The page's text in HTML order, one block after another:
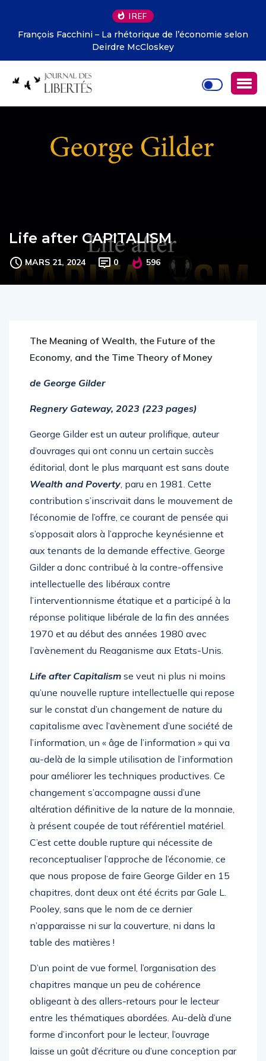
IREF
François Facchini – La rhétorique de l’économie selon
Deirdre McCloskey
Life after CAPITALISM
MARS 21, 2024 0 596
The Meaning of Wealth, the Future of the
Economy, and the Time Theory of Money
de George Gilder
Regnery Gateway, 2023 (223 pages)
George Gilder est un auteur prolifique, auteur
d’ouvrages qui ont connu un certain succès
éditorial, dont le plus marquant est sans doute
Wealth and Poverty, paru en 1981. Cette
contribution s’inscrivait dans le mouvement de
l’économie de l’offre, ce courant de pensée qui
s’opposait alors à l’approche keynésienne et
aux tenants de la demande effective. George
Gilder a donc contribué à la contre-offensive
intellectuelle des libéraux contre
l’interventionnisme étatique et a participé à la
réponse politique libérale de la fin des années
1970 et au début des années 1980 avec
l’avènement du Reaganisme aux Etats-Unis.
Life after Capitalism se veut ni plus ni moins
qu’une nouvelle rupture intellectuelle qui repose
sur le constat d’un changement de nature du
capitalisme avec l’avènement d’une société de
l’information, un « âge de l’information » qui va
au-delà de la simple utilisation de l’information
pour améliorer les techniques productives. Ce
changement s’accompagne aussi d’une
altération définitive de la nature de la monnaie,
à présent coupée de tout référentiel matériel.
C’est cette double rupture qui nécessite de
reconceptualiser l’approche de l’économie, ce
que nous propose de faire George Gilder en 15
chapitres, dont deux ont été écrits par Gale L.
Pooley, sans que le nom de ce dernier
n’apparaisse ni sur la couverture, ni dans la
table des matières !
D’un point de vue formel, l’organisation des
chapitres manque un peu de cohérence
obligeant à des allers-retours pour le lecteur
entre les thématiques abordées. Au-delà d’une
forme d’inconfort pour le lecteur, l’ouvrage
laisse un goût d’écriture ou d’une conception par